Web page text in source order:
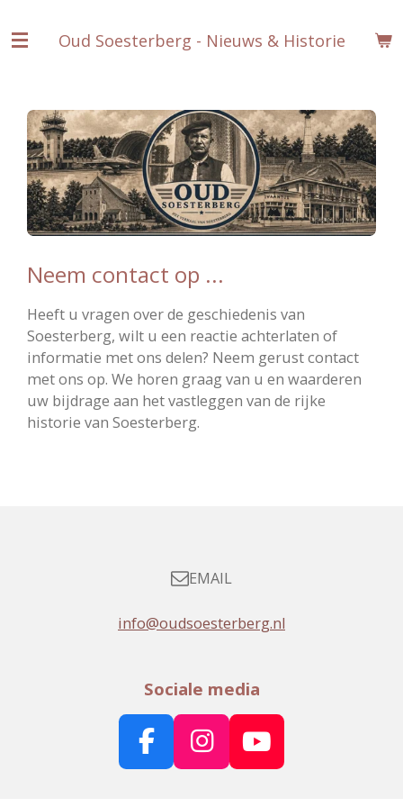
direct
Oud Soesterberg - Nieuws & Historie
Neem contact op ...
Heeft u vragen over de geschiedenis van
Soesterberg, wilt u een reactie achterlaten of
informatie met ons delen? Neem gerust contact
met ons op. We horen graag van u en waarderen
uw bijdrage aan het vastleggen van de rijke
historie van Soesterberg.
EMAIL
info@oudsoesterberg.nl
Sociale media
F
a
I
n
Y
o